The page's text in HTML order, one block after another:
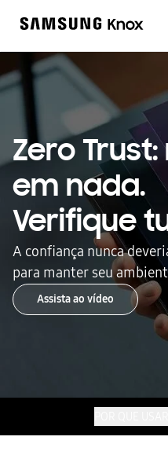
Zero
em nada.
Verifique
A confiança nunca
para manter seu
Assista ao vídeo